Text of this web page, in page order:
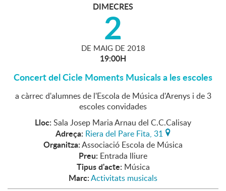
DIMECRES
2
DE MAIG DE 2018
19:00H
Concert del Cicle Moments Musicals a les escoles
a càrrec d'alumnes de l'Escola de Música d'Arenys i de 3
escoles convidades
Lloc: Sala Josep Maria Arnau del C.C.Calisay
Adreça: Riera del Pare Fita, 31
Organitza:Associació Escola de Música
Preu: Entrada lliure
Tipus d'acte: Música
Marc:Activitats musicals